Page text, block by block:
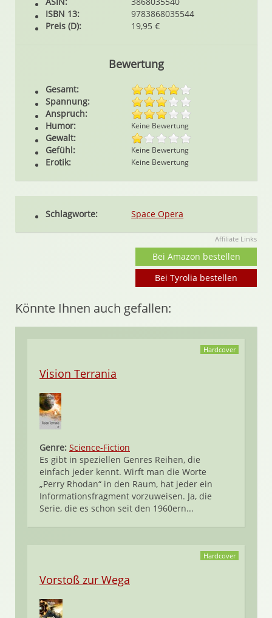
ISBN 13:
9783868035544
Preis (D):
19,95 €
Bewertung
Gesamt:
Spannung:
Anspruch:
Humor:
Keine Bewertung
Gewalt:
Gefühl:
Keine Bewertung
Erotik: Keine Bewertung
Schlagworte: Space Opera
Affiliate Links
Bei Amazon bestellen
Bei Tyrolia bestellen
Könnte Ihnen auch gefallen:
Hardcover
Vision Terrania
Genre: Science-Fiction
Es gibt in speziellen Genres Reihen, die
einfach jeder kennt. Wirft man die Worte
„Perry Rhodan“ in den Raum, hat jeder ein
Informationsfragment vorzuweisen. Ja, die
Serie, die es schon seit den 1960ern...
Hardcover
Vorstoß zur Wega